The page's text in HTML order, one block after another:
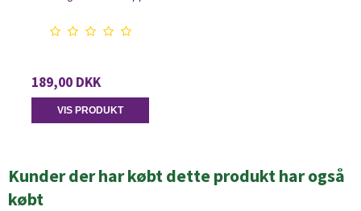
189,00 DKK
VIS PRODUKT
Kunder der har købt dette produkt har også
købt